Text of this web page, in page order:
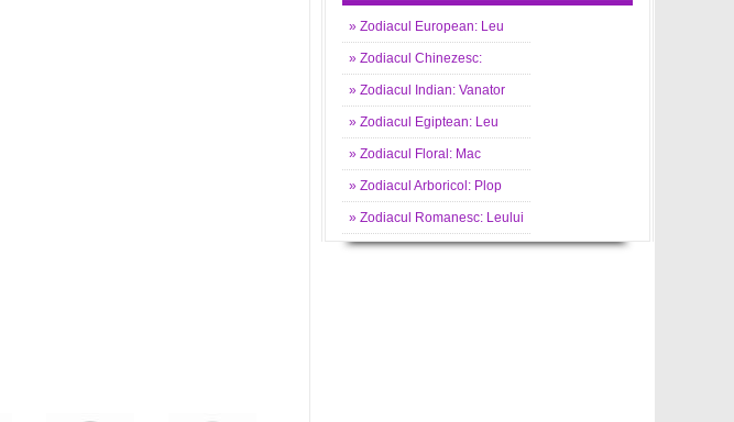
» Zodiacul European: Leu
» Zodiacul Chinezesc:
» Zodiacul Indian: Vanator
» Zodiacul Egiptean: Leu
» Zodiacul Floral: Mac
» Zodiacul Arboricol: Plop
» Zodiacul Romanesc: Leului